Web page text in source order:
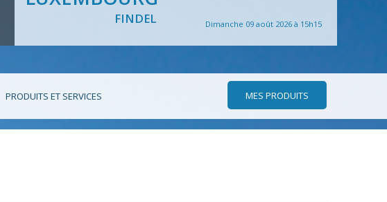
FINDEL Dimanche 09 août 2026 à 15h15
PRODUITS ET SERVICES MES PRODUITS